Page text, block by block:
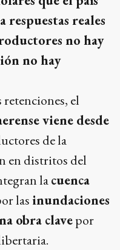
respuestas reales
no hay
no hay
el
viene desde
de la
en distritos del
lacuenca
las inundaciones
obra clavepor